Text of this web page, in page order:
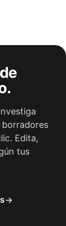
Edita,
tus